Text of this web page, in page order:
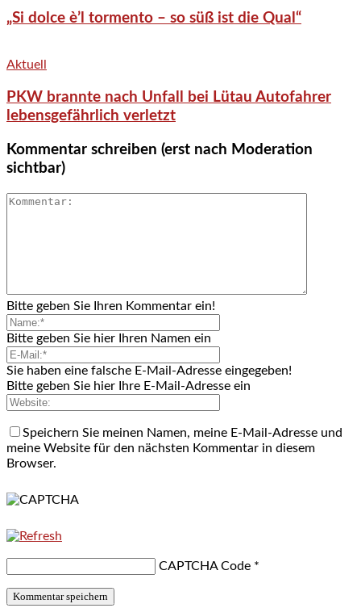
„Si dolce è’l tormento – so süß ist die Qual“
Aktuell
PKW brannte nach Unfall bei Lütau Autofahrer
lebensgefährlich verletzt
Kommentar schreiben (erst nach Moderation
sichtbar)
Bitte geben Sie Ihren Kommentar ein!
Bitte geben Sie hier Ihren Namen ein
Sie haben eine falsche E-Mail-Adresse eingegeben!
Bitte geben Sie hier Ihre E-Mail-Adresse ein
Speichern Sie meinen Namen, meine E-Mail-Adresse und
meine Website für den nächsten Kommentar in diesem
Browser.
CAPTCHA Code *